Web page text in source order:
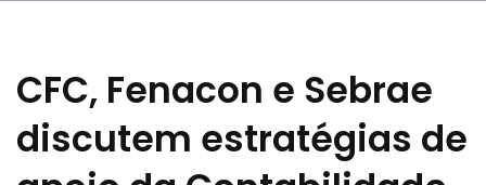
CFC, Fenacon e Sebrae
discutem estratégias de